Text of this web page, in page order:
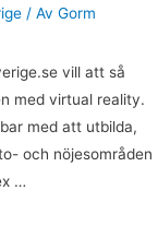
/ Av Gorm
vill att så
med virtual reality.
med att utbilda,
och nöjesområden
…